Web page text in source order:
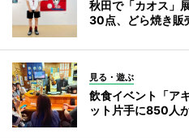
秋田で「カオス」
30点、どら焼き販
見る・遊ぶ
飲食イベント「ア
ット片手に850人